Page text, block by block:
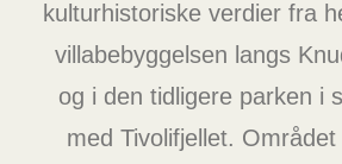
kulturhistoriske verdier fra
villabebyggelsen langs
og i den tidligere parken i
med Tivolifjellet.